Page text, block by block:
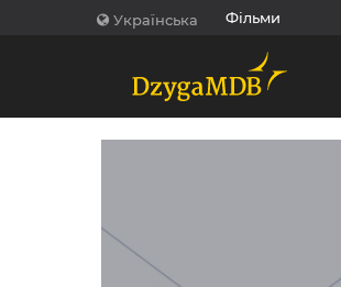
Українська Фільми